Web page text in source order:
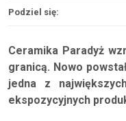
Podziel się:
Ceramika Paradyż
granicą. Nowo
jedna z
ekspozycyjnych